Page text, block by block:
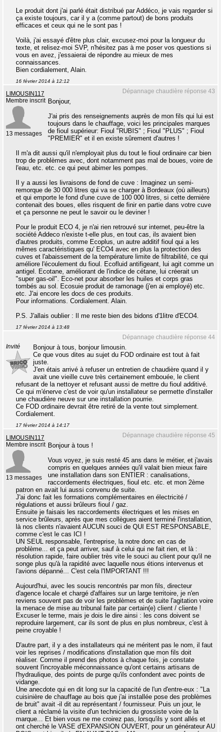
Le produit dont j'ai parlé était distribué par Addéco, je vais regarder si
ça existe toujours, car il y a (comme partout) de bons produits
efficaces et ceux qui ne le sont pas !
Voilà, j'ai essayé d'être plus clair, excusez-moi pour la longueur du
texte, et relisez-moi SVP, n'hésitez pas à me poser vos questions si
vous en avez, j'essaierai de répondre au mieux de mes
connaissances.
Bien cordialement, Alain.
16 février 2014 à 12:12
Dépannage chaudière réponse 43
LIMOUSIN117
Membre inscrit
13 messages
Bonjour,
J'ai pris des renseignements auprès de mon fils qui lui est
toujours dans le chauffage, voici les principales marques
de fioul supérieur: Fioul "RUBIS" ; Fioul "PLUS" ; Fioul
"PREMIER" et il en existe sûrement d'autres !
Il m'a dit aussi qu'il n'employait plus du tout le fioul ordinaire car bien
trop de problèmes avec, dont notamment pas mal de boues, voire de
l'eau, etc. etc. ce qui peut abimer les pompes.
Il y a aussi les livraisons de fond de cuve : Imaginez un semi-
remorque de 30 000 litres qui va se charger à Bordeaux (où ailleurs)
et qui emporte le fond d'une cuve de 100 000 litres, si cette dernière
contenait des boues, elles risquent de finir en partie dans votre cuve
et ça personne ne peut le savoir ou le deviner !
Pour le produit ECO 4, je n'ai rien retrouvé sur internet, peu-être la
société Addeco n'existe t-elle plus, en tout cas, ils avaient bien
d'autres produits, comme Ecoplus, un autre additif fioul qui a les
mêmes caractéristiques qu' ECO4 avec en plus la protection des
cuves et l'abaissement de la température limite de filtrabilité, ce qui
améliore l'écoulement du fioul. Ecofluid antifigeant, lui agit comme un
antigel. Ecotane, améliorant de l'indice de cétane, lui créerait un
"super gas-oil". Eco-net pour absorber les huiles et corps gras
tombés au sol. Ecosuie produit de ramonage (j'en ai employé) etc.
etc. J'ai encore les docs de ces produits.
Pour informations. Cordialement. Alain.
P.S. J'allais oublier : Il me reste bien des bidons d'1litre d'ECO4.
17 février 2014 à 13:48
Dépannage chaudière réponse 44
Invité
Bonjour à tous, bonjour limousin.
Ce que vous dites au sujet du FOD ordinaire est tout à fait
juste.
J'en étais arrivé à refuser un entretien de chaudière quand il y
avait une vieille cuve très certainement embouée, le client
refusant de la nettoyer et refusant aussi de mettre du fioul additivé.
Ce qui m'énerve c'est de voir qu'un installateur se permette d'installer
une chaudière neuve sur une installation pourrie.
Ce FOD ordinaire devrait être retiré de la vente tout simplement.
Cordialement.
17 février 2014 à 14:17
Dépannage chaudière réponse 45
LIMOUSIN117
Membre inscrit
13 messages
Bonjour à tous !
Vous voyez, je suis resté 45 ans dans le métier, et j'avais
compris en quelques années qu'il valait bien mieux faire
une installation dans son ENTIER : canalisations,
raccordements électriques, fioul etc. etc. et mon 2ème
patron en avait lui aussi convenu de suite.
J'ai donc fait les formations complémentaires en électricité /
régulations et aussi brûleurs fioul / gaz.
Ensuite je faisais les raccordements électriques et les mises en
service brûleurs, après que mes collègues aient terminé l'installation,
là nos clients n'avaient AUCUN souci de QUI EST RESPONSABLE,
comme c'est le cas ICI !
UN SEUL responsable, l'entreprise, la notre donc en cas de
problème... et ça peut arriver, sauf à celui qui ne fait rien, et là :
résolution rapide, faire oublier très vite le souci au client pour qu'il ne
songe plus qu'à la rapidité avec laquelle nous étions intervenus et
l'avions dépanné... C'est cela l'IMPORTANT !!!
Aujourd'hui, avec les soucis rencontrés par mon fils, directeur
d'agence locale et chargé d'affaires sur un large territoire, je n'en
reviens souvent pas de voir les problèmes et de suite l'agitation voire
la menace de mise au tribunal faite par certain(e) client / cliente !
Excuser le terme, mais je dois le dire ainsi : les cons doivent se
reproduire largement, car ils sont de plus en plus nombreux, c'est à
peine croyable !
D'autre part, il y a des installateurs qui ne méritent pas le nom, il faut
voir les reprises / modifications d'installation que mon fils doit
réaliser. Comme il prend des photos à chaque fois, je constate
souvent l'incroyable méconnaissance qu'ont certains artisans de
l'hydraulique, des points de purge qu'ils confondent avec points de
vidange.
Une anecdote qui en dit long sur la capacité de l'un d'entre-eux : "La
cuisinière de chauffage au bois que j'ai installée pose des problèmes
de bruit" avait -il dit au représentant / fournisseur. Puis un jour, le
client a réclamé la visite d'un technicien du grossiste voire de la
marque... Et bien vous ne me croirez pas, lorsqu'ils y sont allés et
ont cherché le VASE d'EXPANSION OUVERT, pour un générateur AU